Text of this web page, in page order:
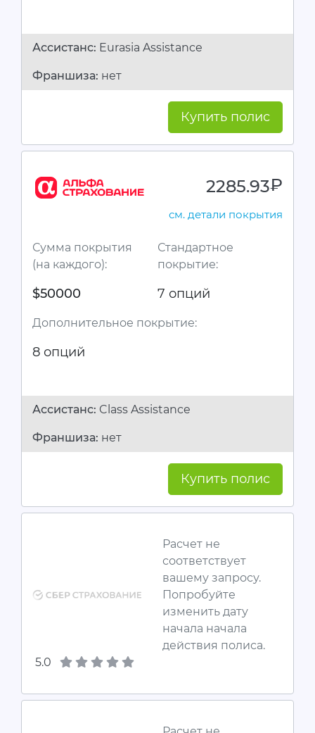
Ассистанc: Eurasia Assistance
Франшиза: нет
Купить полис
2285.93руб.
см. детали покрытия
Сумма покрытия
(на каждого):
$50000
Стандартное
покрытие:
7 опций
Дополнительное покрытие:
8 опций
Ассистанc: Class Assistance
Франшиза: нет
Купить полис
Расчет не
соответствует
вашему запросу.
Попробуйте
изменить дату
начала начала
действия полиса.
5.0